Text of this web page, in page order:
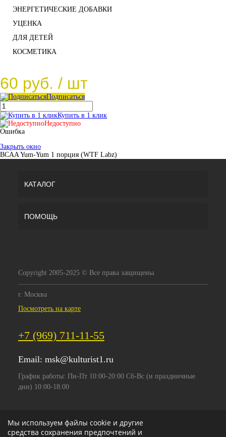
ЭНЕРГЕТИЧЕСКИЕ ДОБАВКИ
УЦЕНКА
ДЛЯ ДЕТЕЙ
КОСМЕТИКА
60 руб. / шт
Подписаться
Купить в 1 клик
Недоступно
Ошибка
Закрыть окно
BCAA Yum-Yum 1 порция (WTF Labz)
КАТАЛОГ
ПОМОЩЬ
Copyright 2005-2025 © Все права защищены.
г. Москва
Посмотреть на карте
+7 (969) 711-11-55
Email: msk@kulturist1.ru
График работы: Пн-Пт 10:00-20:00 Сб-Вс (и праздничные
дни) 10:00-18:00
Мы используем файлы cookie и другие
средства сохранения предпочтений и